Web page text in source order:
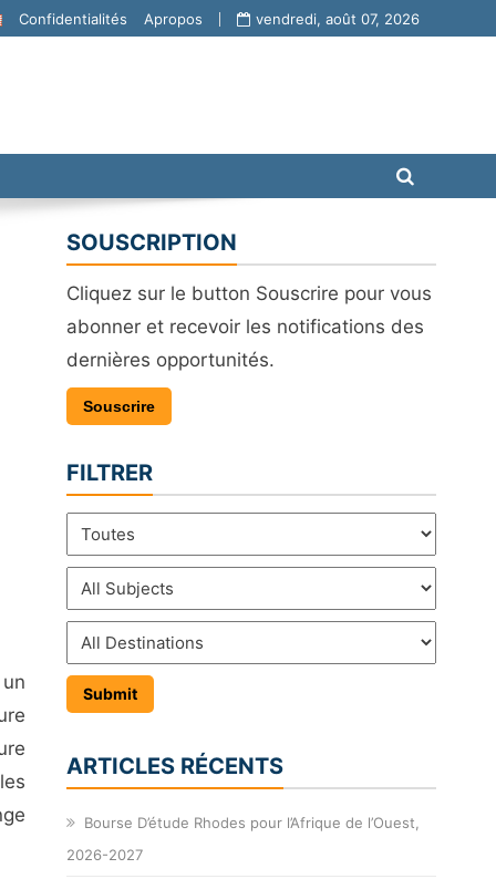
Confidentialités Apropos vendredi, août 07, 2026
SOUSCRIPTION
Cliquez sur le button Souscrire pour vous
abonner et recevoir les notifications des
dernières opportunités.
Souscrire
FILTRER
ARTICLES RÉCENTS
Bourse D’étude Rhodes pour l’Afrique de l’Ouest,
2026-2027